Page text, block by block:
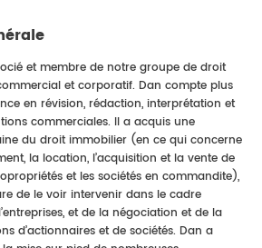
et membre de notre groupe de droit
et corporatif. Dan compte plus
en révision, rédaction, interprétation et
commerciales. Il a acquis une
du droit immobilier (en ce qui concerne
la location, l’acquisition et la vente de
et les sociétés en commandite),
de le voir intervenir dans le cadre
et de la négociation et de la
d’actionnaires et de sociétés. Dan a